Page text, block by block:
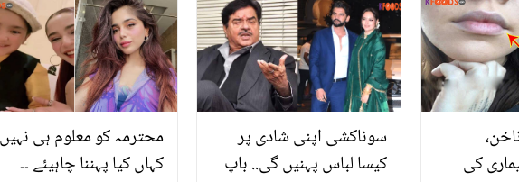
محترمہ کو معلوم ہی نہیں
کہاں کیا پہننا چاہیئے ۔۔
سوناکشی اپنی شادی پر
کیسا لباس پہنیں گی.. باپ
کی